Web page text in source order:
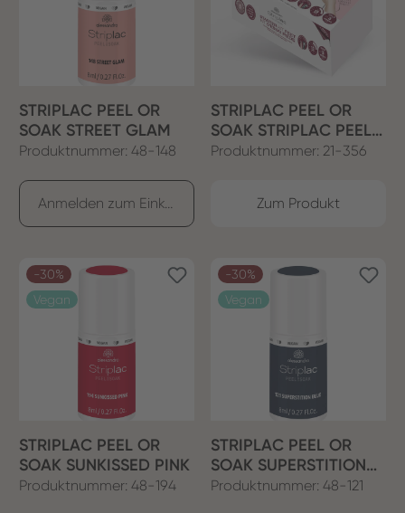
STRIPLAC PEEL OR
SOAK STREET GLAM
Produktnummer: 48-148
STRIPLAC PEEL OR
SOAK STRIPLAC PEEL
OR SOAK FEET SET
Produktnummer: 21-356
Zum Produkt
-30%
Vegan
STRIPLAC PEEL OR
SOAK SUNKISSED PINK
Produktnummer: 48-194
-30%
Vegan
STRIPLAC PEEL OR
SOAK SUPERSTITION
BLUE
Produktnummer: 48-121